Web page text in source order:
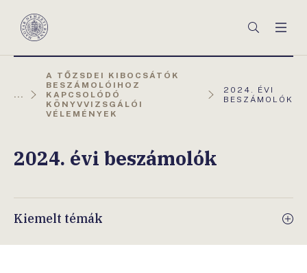
Magyar
Keresés
...
A TŐZSDEI KIBOCSÁTÓK
BESZÁMOLÓIHOZ
KAPCSOLÓDÓ
KÖNYVVIZSGÁLÓI
VÉLEMÉNYEK
AKTUÁLIS
OLDAL:
2024. ÉVI
BESZÁMOLÓK
2024. évi beszámolók
Kiemelt témák